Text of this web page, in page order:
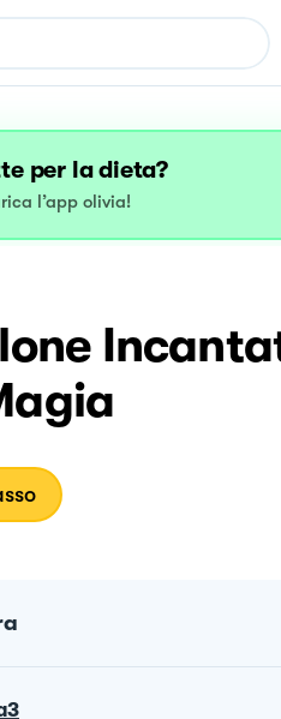
per la dieta?
l’app olivia!